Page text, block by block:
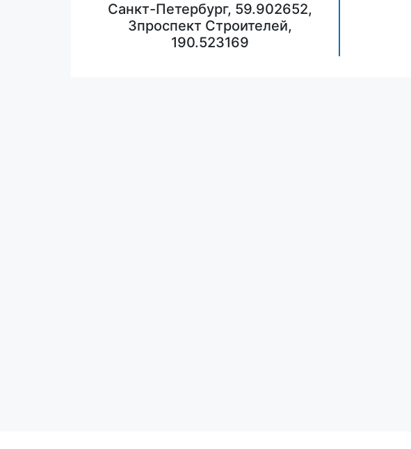
Санкт-Петербург, 59.902652,
3проспект Строителей,
190.523169